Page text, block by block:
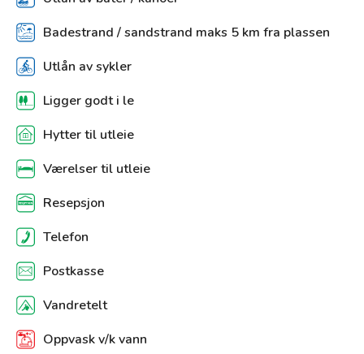
Badestrand / sandstrand maks 5 km fra plassen
Utlån av sykler
Ligger godt i le
Hytter til utleie
Værelser til utleie
Resepsjon
Telefon
Postkasse
Vandretelt
Oppvask v/k vann